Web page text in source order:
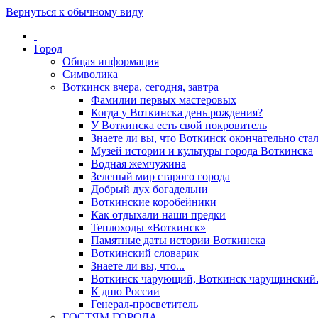
Вернуться к обычному виду
Город
Общая информация
Символика
Воткинск вчера, сегодня, завтра
Фамилии первых мастеровых
Когда у Воткинска день рождения?
У Воткинска есть свой покровитель
Знаете ли вы, что Воткинск окончательно
Музей истории и культуры города Воткинска
Водная жемчужина
Зеленый мир старого города
Добрый дух богадельни
Воткинские коробейники
Как отдыхали наши предки
Теплоходы «Воткинск»
Памятные даты истории Воткинска
Воткинский словарик
Знаете ли вы, что...
Воткинск чарующий, Воткинск
К дню России
Генерал-просветитель